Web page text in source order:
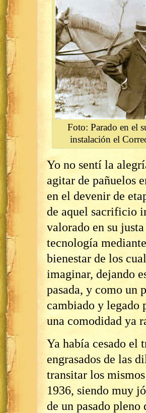
Foto: Parado en el
instalación el
Yo no sentí la
agitar de pañuelos
en el devenir de
de aquel sacrificio
valorado en su
tecnología
bienestar de los
imaginar, dejando
pasada, y como
cambiado y legado
una comodidad ya
Ya había cesado el
engrasados de las
transitar los
1936, siendo muy
de un pasado